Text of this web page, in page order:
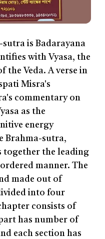
is Badarayana
with Vyasa, the
the Veda. A verse in
Misra's
commentary on
as the
energy
Brahma-sutra,
together the leading
manner. The
made out of
into four
consists of
has number of
each section has